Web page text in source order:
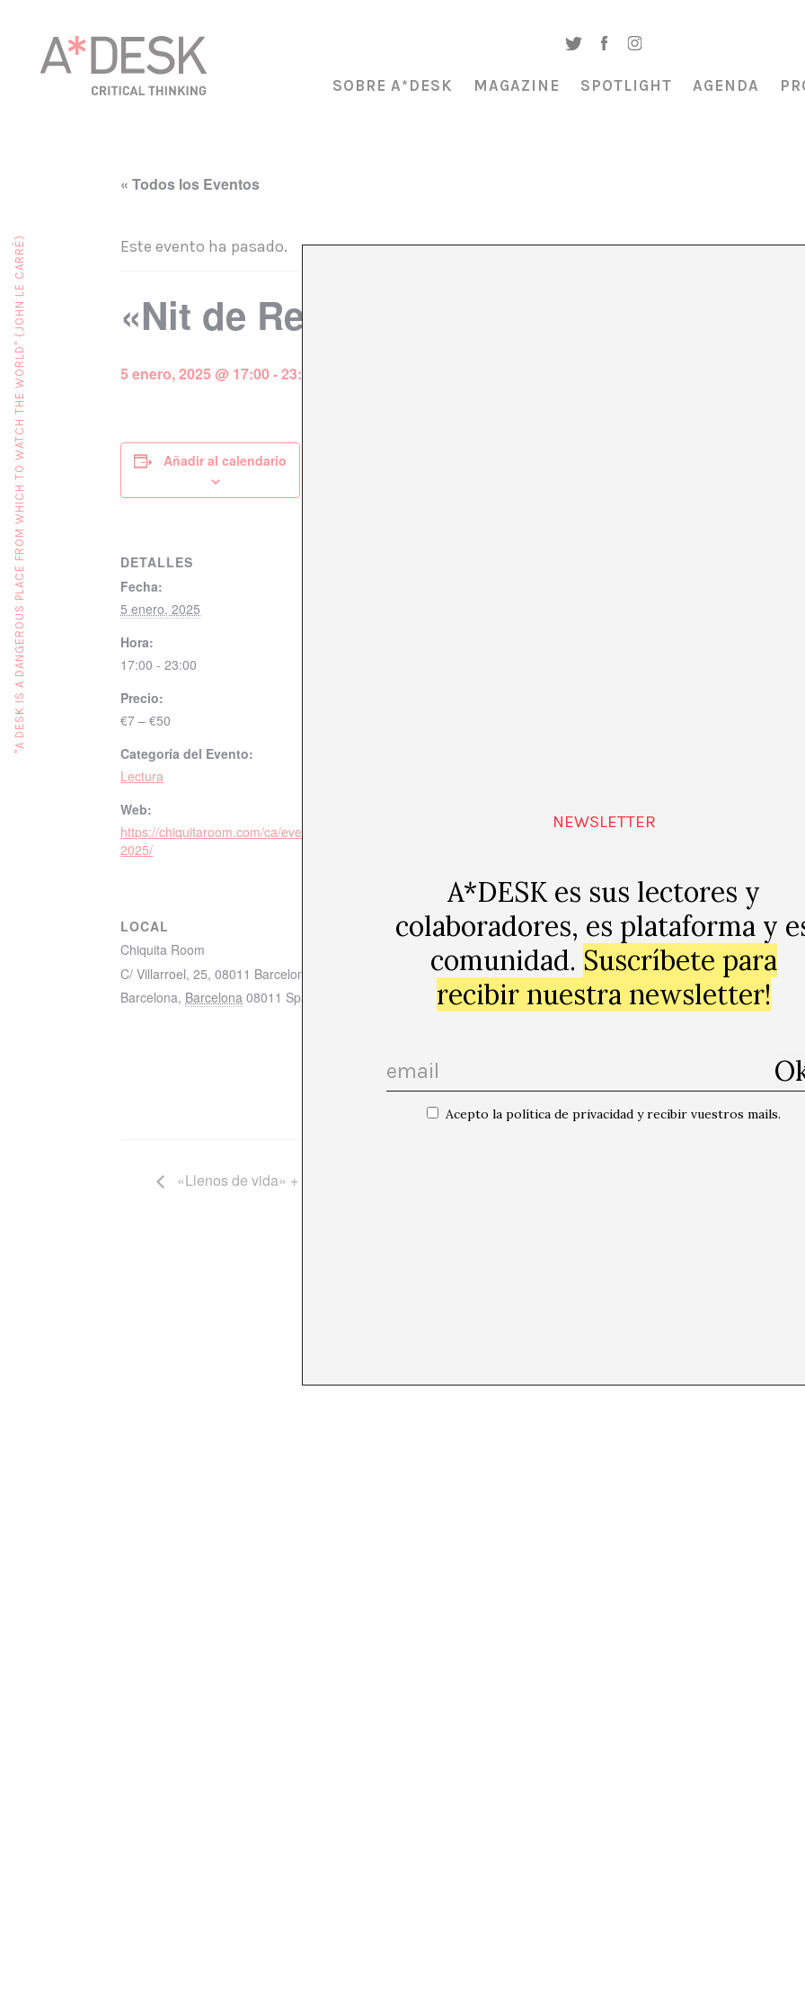
SOBRE A*DESK MAGAZINE SPOTLIGHT AGENDA
« Todos los Eventos
Este evento ha pasado.
«Nit de Reines i tarot 2025»
5 enero, 2025 @ 17:00-23:00
Añadir al calendario
DETALLES
Fecha:
5 enero, 2025
Hora:
17:00 - 23:00
Precio:
€7 – €50
Categoría del Evento:
Lectura
Web:
https://chiquitaroom.com/ca/event/noche-de-reinas-y-tarot-
2025/
LOCAL
Chiquita Room
C/ Villarroel, 25, 08011 Barcelona mapa
Barcelona, Barcelona 08011 Spain
«Llenos de vida» + col·loqui
NEWSLETTER
A*DESK es sus lectores y
colaboradores, es plataforma y
comunidad. Suscríbete para
recibir nuestra newsletter!
Acepto la política de privacidad y recibir vuestros mails.
"A DESK IS A DANGEROUS PLACE FROM WHICH TO WATCH THE WORLD" (JOHN LE CARRÉ)